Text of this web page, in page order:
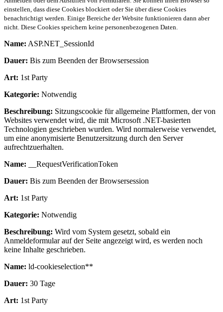
einstellen, dass diese Cookies blockiert oder Sie über diese Cookies
benachrichtigt werden. Einige Bereiche der Website funktionieren dann aber
nicht. Diese Cookies speichern keine personenbezogenen Daten.
Name: ASP.NET_SessionId
Dauer: Bis zum Beenden der Browsersession
Art: 1st Party
Kategorie: Notwendig
Beschreibung: Sitzungscookie für allgemeine Plattformen, der von
Websites verwendet wird, die mit Microsoft .NET-basierten
Technologien geschrieben wurden. Wird normalerweise verwendet,
um eine anonymisierte Benutzersitzung durch den Server
aufrechtzuerhalten.
Name: __RequestVerificationToken
Dauer: Bis zum Beenden der Browsersession
Art: 1st Party
Kategorie: Notwendig
Beschreibung: Wird vom System gesetzt, sobald ein
Anmeldeformular auf der Seite angezeigt wird, es werden noch
keine Inhalte geschrieben.
Name: ld-cookieselection**
Dauer: 30 Tage
Art: 1st Party